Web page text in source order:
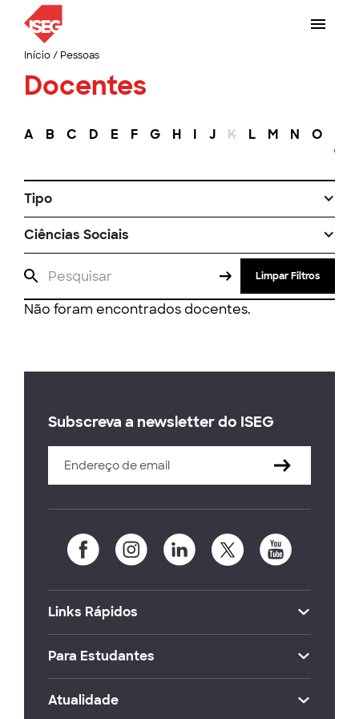
Início/ Pessoas
Docentes
A B C D E F G H I J K L M N O
Tipo
Ciências Sociais
Limpar Filtros
Não foram encontrados docentes.
Subscreva a newsletter do ISEG
Links Rápidos
Para Estudantes
Atualidade